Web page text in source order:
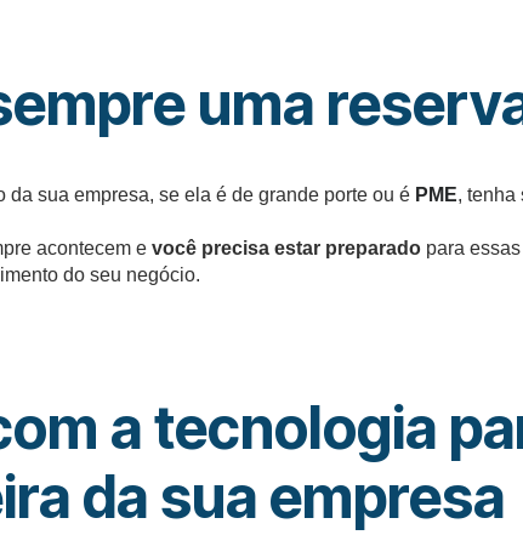
uma
da sua empresa, se ela é de grande porte ou é PME, tenha
acontecem e você precisa estar preparado para
do seu negócio.
a tecnologia
da sua empresa